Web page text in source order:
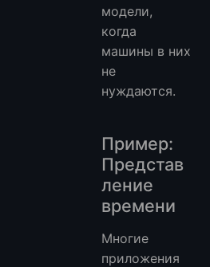
модели,
когда
машины в них
не
нуждаются.
Пример:
Представ
ление
времени
Многие
приложения